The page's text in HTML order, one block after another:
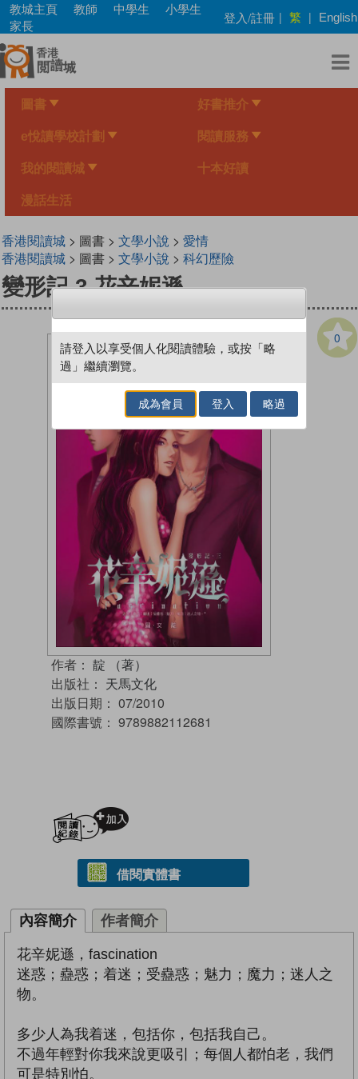
Skip
main
content
教城主頁 教師 中學生
小學生
家長
登入/註冊 | 繁 | English
圖書 好書推介
e悅讀學校計劃 閱讀服務
我的閱讀城 十本好讀
漫話生活
香港閱讀城> 圖書 > 文學小說 > 愛情
香港閱讀城> 圖書 > 文學小說 > 科幻歷險
變形記 3 花辛妮遜
0
作者： 靛 （著）
出版社： 天馬文化
出版日期： 07/2010
國際書號： 9789882112681
借閱實體書
內容簡介 作者簡介
花辛妮遜，fascination
迷惑；蠱惑；着迷；受蠱惑；魅力；魔力；迷人之
物。
多少人為我着迷，包括你，包括我自己。
不過年輕對你我來說更吸引；每個人都怕老，我們
可是特別怕。
請登入以享受個人化閱讀體驗，或按「略
過」繼續瀏覽。
成為會員 登入 略過